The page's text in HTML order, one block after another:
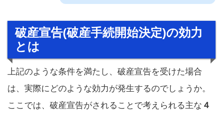
破産宣告(破産手続開始決定)の効力
とは
上記のような条件を満たし、破産宣告を受けた場合
は、実際にどのような効力が発生するのでしょうか。
ここでは、破産宣告がされることで考えられる主な ４